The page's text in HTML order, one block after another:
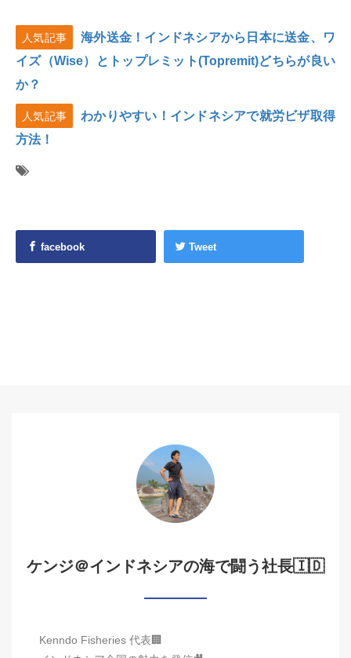
人気記事
海外送金！インドネシアから日本に送金、ワ
イズ（Wise）とトップレミット(Topremit)どちらが良い
か？
人気記事
わかりやすい！インドネシアで就労ビザ取得
方法！
facebook Tweet
ケンジ＠インドネシアの海で闘う社長🇮🇩
Kenndo Fisheries 代表🏢